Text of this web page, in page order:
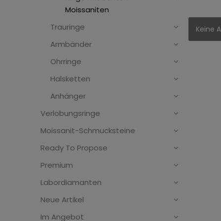
Moissaniten
Trauringe
Armbänder
Ohrringe
Halsketten
Anhänger
Verlobungsringe
Moissanit-Schmucksteine
Ready To Propose
Premium
Labordiamanten
Neue Artikel
Im Angebot
Keine